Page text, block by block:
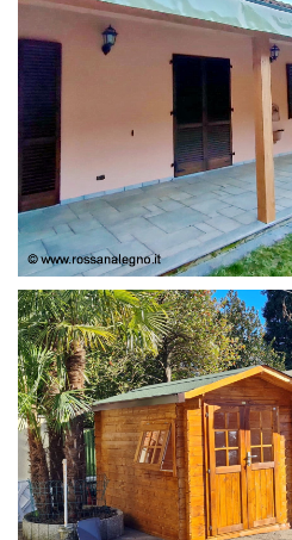
COPERTURA